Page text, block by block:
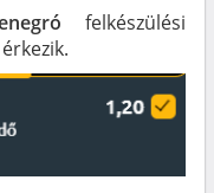
felkészülési